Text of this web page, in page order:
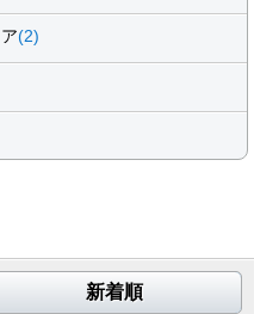
(2)
新着順